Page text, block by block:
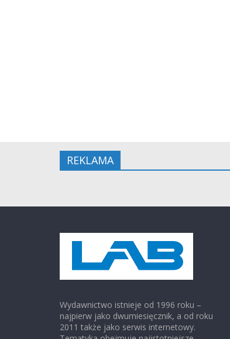
REKLAMA
Wydawnictwo istnieje od 1996 roku –
najpierw jako dwumiesięcznik, a od roku
2011 także jako serwis internetowy.